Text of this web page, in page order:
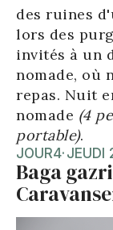
des ruines
lors des
invités à un
nomade, où
repas. Nuit
nomade (4
portable).
JOUR4· JEUDI
Baga